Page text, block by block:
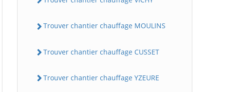
Trouver chantier chauffage MOULINS
Trouver chantier chauffage CUSSET
Trouver chantier chauffage YZEURE